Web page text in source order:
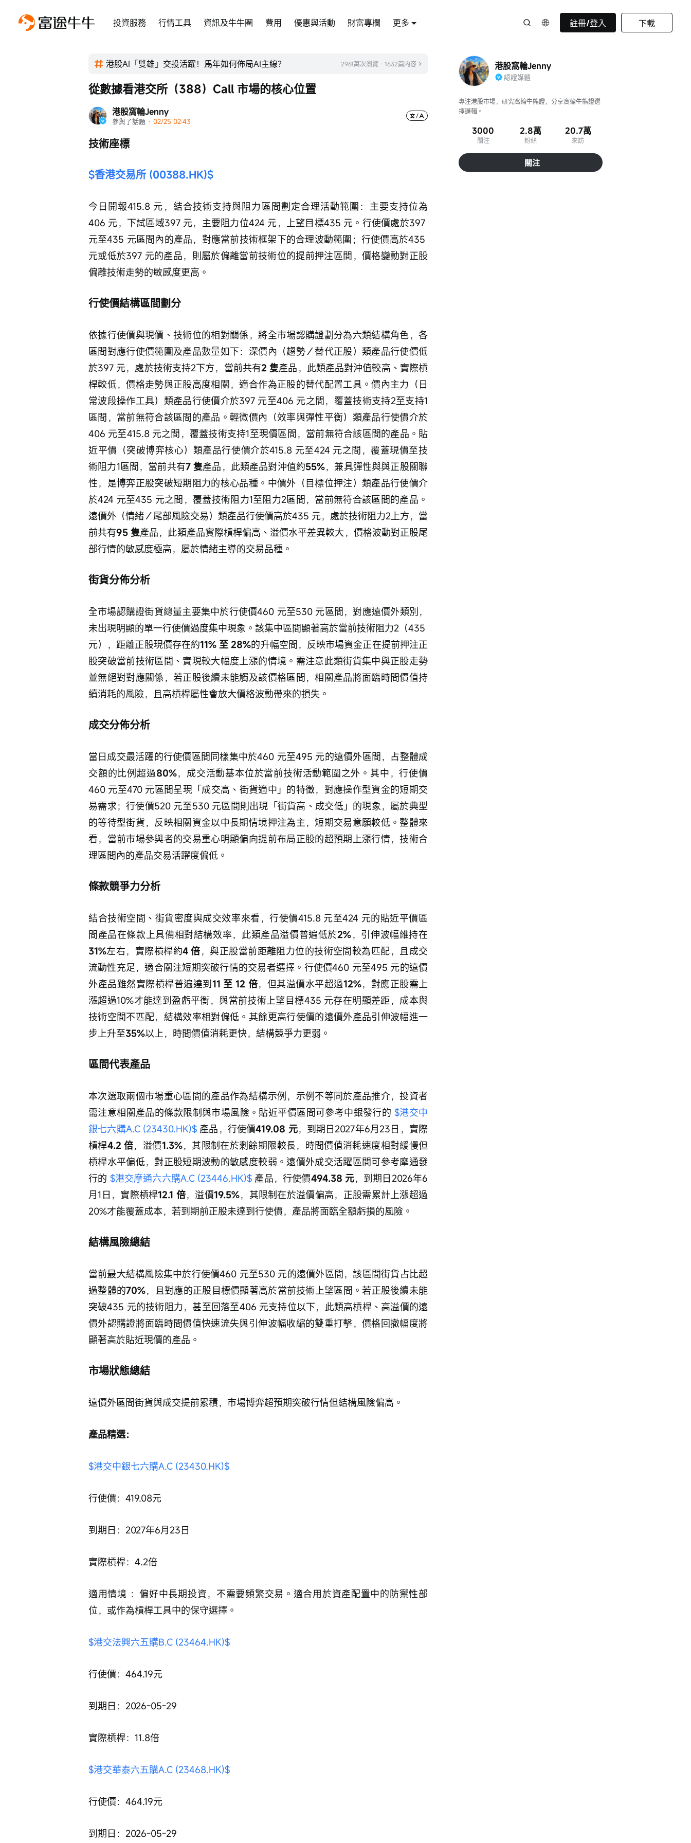
投資服務 行情工具 資訊及牛牛圈 費用 優惠與活動 財富專欄 更多 註冊/登入 下載
港股AI「雙雄」交投活躍！馬年如何佈局AI主線？ 2961萬次瀏覽 · 1632篇内容
港股窩輪Jenny
參與了話題 · 02/25 02:43
從數據看港交所（388）Call 市場的核心位置
技術座標
$香港交易所 (00388.HK)$
今日開報415.8 元，結合技術支持與阻力區間劃定合理活動範圍：主要支持位為
406 元，下試區域397 元，主要阻力位424 元，上望目標435 元。行使價處於397
元至435 元區間內的產品，對應當前技術框架下的合理波動範圍；行使價高於435
元或低於397 元的產品，則屬於偏離當前技術位的提前押注區間，價格變動對正股
偏離技術走勢的敏感度更高。
行使價結構區間劃分
依據行使價與現價、技術位的相對關係，將全市場認購證劃分為六類結構角色，各
區間對應行使價範圍及產品數量如下：深價內（趨勢／替代正股）類產品行使價低
於397 元，處於技術支持2下方，當前共有2 隻產品，此類產品對沖值較高、實際槓
桿較低，價格走勢與正股高度相關，適合作為正股的替代配置工具。價內主力（日
常波段操作工具）類產品行使價介於397 元至406 元之間，覆蓋技術支持2至支持1
區間，當前無符合該區間的產品。輕微價內（效率與彈性平衡）類產品行使價介於
406 元至415.8 元之間，覆蓋技術支持1至現價區間，當前無符合該區間的產品。貼
近平價（突破博弈核心）類產品行使價介於415.8 元至424 元之間，覆蓋現價至技
術阻力1區間，當前共有7 隻產品，此類產品對沖值約55%，兼具彈性與與正股關聯
性，是博弈正股突破短期阻力的核心品種。中價外（目標位押注）類產品行使價介
於424 元至435 元之間，覆蓋技術阻力1至阻力2區間，當前無符合該區間的產品。
遠價外（情緒／尾部風險交易）類產品行使價高於435 元，處於技術阻力2上方，當
前共有95 隻產品，此類產品實際槓桿偏高、溢價水平差異較大，價格波動對正股尾
部行情的敏感度極高，屬於情緒主導的交易品種。
街貨分佈分析
全市場認購證街貨總量主要集中於行使價460 元至530 元區間，對應遠價外類別，
未出現明顯的單一行使價過度集中現象。該集中區間顯著高於當前技術阻力2（435
元），距離正股現價存在約11% 至 28%的升幅空間，反映市場資金正在提前押注正
股突破當前技術區間、實現較大幅度上漲的情境。需注意此類街貨集中與正股走勢
並無絕對對應關係，若正股後續未能觸及該價格區間，相關產品將面臨時間價值持
續消耗的風險，且高槓桿屬性會放大價格波動帶來的損失。
成交分佈分析
當日成交最活躍的行使價區間同樣集中於460 元至495 元的遠價外區間，占整體成
交額的比例超過80%，成交活動基本位於當前技術活動範圍之外。其中，行使價
460 元至470 元區間呈現「成交高、街貨適中」的特徵，對應操作型資金的短期交
易需求；行使價520 元至530 元區間則出現「街貨高、成交低」的現象，屬於典型
的等待型街貨，反映相關資金以中長期情境押注為主，短期交易意願較低。整體來
看，當前市場參與者的交易重心明顯偏向提前布局正股的超預期上漲行情，技術合
理區間內的產品交易活躍度偏低。
條款競爭力分析
結合技術空間、街貨密度與成交效率來看，行使價415.8 元至424 元的貼近平價區
間產品在條款上具備相對結構效率，此類產品溢價普遍低於2%，引伸波幅維持在
31%左右，實際槓桿約4 倍，與正股當前距離阻力位的技術空間較為匹配，且成交
流動性充足，適合關注短期突破行情的交易者選擇。行使價460 元至495 元的遠價
外產品雖然實際槓桿普遍達到11 至 12 倍，但其溢價水平超過12%，對應正股需上
漲超過10%才能達到盈虧平衡，與當前技術上望目標435 元存在明顯差距，成本與
技術空間不匹配，結構效率相對偏低。其餘更高行使價的遠價外產品引伸波幅進一
步上升至35%以上，時間價值消耗更快，結構競爭力更弱。
區間代表產品
本次選取兩個市場重心區間的產品作為結構示例，示例不等同於產品推介，投資者
需注意相關產品的條款限制與市場風險。貼近平價區間可參考中銀發行的 $港交中
銀七六購A.C (23430.HK)$ 產品，行使價419.08 元，到期日2027年6月23日，實際
槓桿4.2 倍，溢價1.3%，其限制在於剩餘期限較長，時間價值消耗速度相對緩慢但
槓桿水平偏低，對正股短期波動的敏感度較弱。遠價外成交活躍區間可參考摩通發
行的 $港交摩通六六購A.C (23446.HK)$ 產品，行使價494.38 元，到期日2026年6
月1日，實際槓桿12.1 倍，溢價19.5%，其限制在於溢價偏高，正股需累計上漲超過
20%才能覆蓋成本，若到期前正股未達到行使價，產品將面臨全額虧損的風險。
結構風險總結
當前最大結構風險集中於行使價460 元至530 元的遠價外區間，該區間街貨占比超
過整體的70%，且對應的正股目標價顯著高於當前技術上望區間。若正股後續未能
突破435 元的技術阻力，甚至回落至406 元支持位以下，此類高槓桿、高溢價的遠
價外認購證將面臨時間價值快速流失與引伸波幅收縮的雙重打擊，價格回撤幅度將
顯著高於貼近現價的產品。
市場狀態總結
遠價外區間街貨與成交提前累積，市場博弈超預期突破行情但結構風險偏高。
產品精選：
$港交中銀七六購A.C (23430.HK)$
行使價：419.08元
到期日：2027年6月23日
實際槓桿：4.2倍
適用情境 ：偏好中長期投資，不需要頻繁交易。適合用於資產配置中的防禦性部
位，或作為槓桿工具中的保守選擇。
$港交法興六五購B.C (23464.HK)$
行使價：464.19元
到期日：2026-05-29
實際槓桿：11.8倍
$港交華泰六五購A.C (23468.HK)$
行使價：464.19元
到期日：2026-05-29
港股窩輪Jenny
認證媒體
專注港股市場，研究窩輪牛熊證，分享窩輪牛熊證選
擇邏輯。
3000
關注
2.8萬
粉絲
20.7萬
來訪
關注